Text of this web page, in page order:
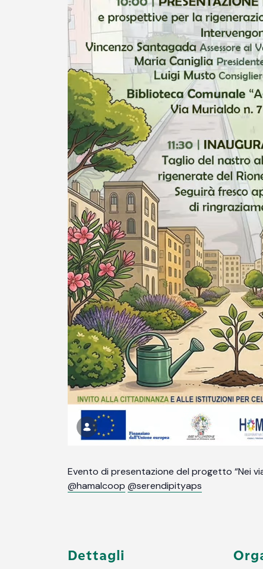
Evento di presentazione del progetto “Nei
@hamalcoop @serendipityaps
Dettagli